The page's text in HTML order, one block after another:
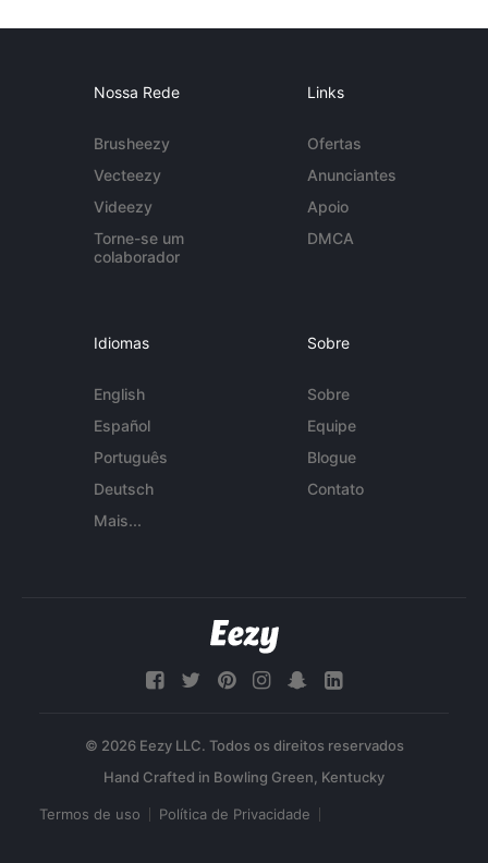
Nossa Rede
Brusheezy
Vecteezy
Videezy
Torne-se um
colaborador
Links
Ofertas
Anunciantes
Apoio
DMCA
Idiomas
English
Español
Português
Deutsch
Mais...
Sobre
Sobre
Equipe
Blogue
Contato
© 2026 Eezy LLC. Todos os direitos reservados
Termos de uso Política de Privacidade